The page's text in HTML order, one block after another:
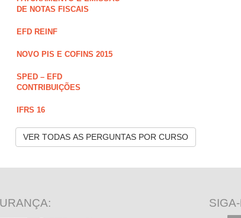
DE NOTAS FISCAIS
EFD REINF
NOVO PIS E COFINS 2015
SPED – EFD
CONTRIBUIÇÕES
IFRS 16
VER TODAS AS PERGUNTAS POR CURSO